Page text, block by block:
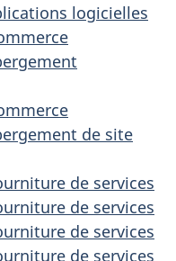
logicielles
de site
de services
de services
de services
de services